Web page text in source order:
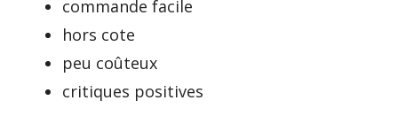
commande facile
hors cote
peu coûteux
critiques positives